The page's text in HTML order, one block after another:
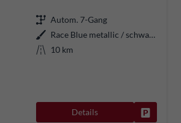
Autom. 7-Gang
Race Blue metallic / schwarzes Dach
10 km
Details